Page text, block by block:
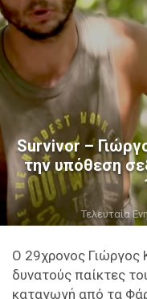
Survivor –
την υπόθεση
Τελευταία
Ο 29χρονος Γιώργος
δυνατούς παίκτες
καταγωγή από τα